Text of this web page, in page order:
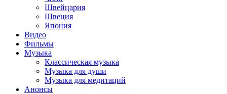
Швейцария
Швеция
Япония
Видео
Фильмы
Музыка
Классическая музыка
Музыка для души
Музыка для медитаций
Анонсы